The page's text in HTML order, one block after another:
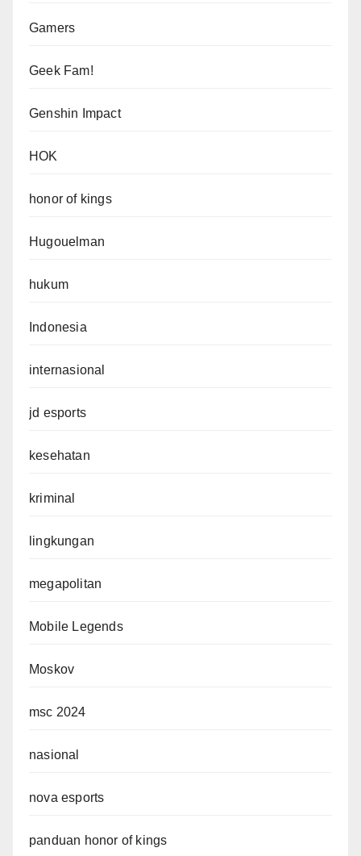
Gamers
Geek Fam!
Genshin Impact
HOK
honor of kings
Hugouelman
hukum
Indonesia
internasional
jd esports
kesehatan
kriminal
lingkungan
megapolitan
Mobile Legends
Moskov
msc 2024
nasional
nova esports
panduan honor of kings